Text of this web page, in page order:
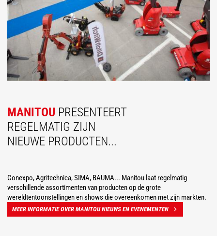
MANITOU PRESENTEERT
REGELMATIG ZIJN
NIEUWE PRODUCTEN...
Conexpo, Agritechnica, SIMA, BAUMA... Manitou laat regelmatig
verschillende assortimenten van producten op de grote
wereldtentoonstellingen en shows die overeenkomen met zijn markten.
MEER INFORMATIE OVER MANITOU NIEUWS EN EVENEMENTEN